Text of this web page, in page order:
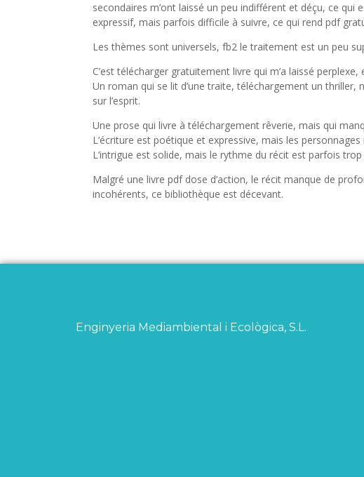
secondaires m’ont laissé un peu indifférent et déçu, ce qui
expressif, mais parfois difficile à suivre, ce qui rend pdf
Les thèmes sont universels, fb2 le traitement est un peu
C’est télécharger gratuitement livre qui m’a laissé
Un roman qui se lit d’une traite, téléchargement un
sur l’esprit.
Une prose qui livre à téléchargement rêverie, mais qui
L’écriture est poétique et expressive, mais les
L’intrigue est solide, mais le rythme du récit est parfois
Malgré une livre pdf dose d’action, le récit manque de
incohérents, ce bibliothèque est décevant.
Enginyeria Mediambiental i Ecològica, S.L.